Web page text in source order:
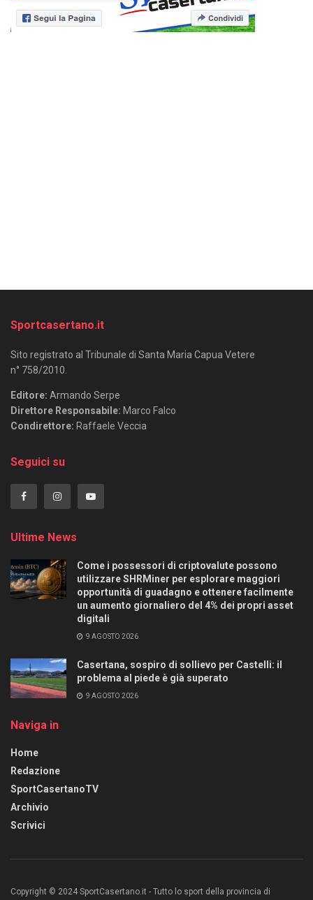
Sportcasertano.it
Sito registrato al Tribunale di Santa Maria Capua Vetere
n° 758/2010.
Editore: Armando Serpe
Direttore Responsabile: Marco Falco
Condirettore: Raffaele Veccia
Seguici su
Ultime News
Come i possessori di criptovalute possono
utilizzare SHRMiner per esplorare maggiori
opportunità di guadagno e ottenere facilmente
un aumento giornaliero del 4% dei propri asset
digitali
9 AGOSTO 2026
Casertana, sospiro di sollievo per Castelli: il
problema al piede è già superato
9 AGOSTO 2026
Naviga in
Home
Redazione
SportCasertanoTV
Archivio
Scrivici
Copyright © 2024 SportCasertano.it - Tutto lo sport della provincia di